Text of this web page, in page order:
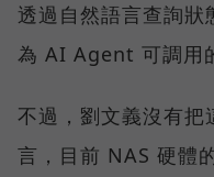
透過自然語言查詢狀
為 AI Agent 可調用
不過，劉文義沒有把
言，目前 NAS 硬體